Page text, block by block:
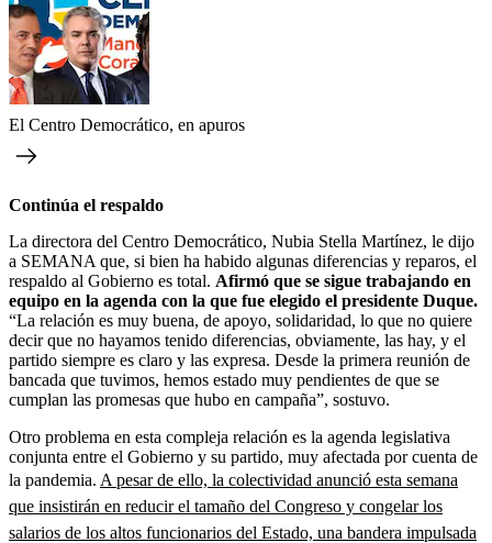
El Centro Democrático, en apuros
Continúa el respaldo
La directora del Centro Democrático, Nubia Stella Martínez, le dijo
a SEMANA que, si bien ha habido algunas diferencias y reparos, el
respaldo al Gobierno es total. Afirmó que se sigue trabajando en
equipo en la agenda con la que fue elegido el presidente Duque.
“La relación es muy buena, de apoyo, solidaridad, lo que no quiere
decir que no hayamos tenido diferencias, obviamente, las hay, y el
partido siempre es claro y las expresa. Desde la primera reunión de
bancada que tuvimos, hemos estado muy pendientes de que se
cumplan las promesas que hubo en campaña”, sostuvo.
Otro problema en esta compleja relación es la agenda legislativa
conjunta entre el Gobierno y su partido, muy afectada por cuenta de
la pandemia. A pesar de ello, la colectividad anunció esta semana
que insistirán en reducir el tamaño del Congreso y congelar los
salarios de los altos funcionarios del Estado, una bandera impulsada